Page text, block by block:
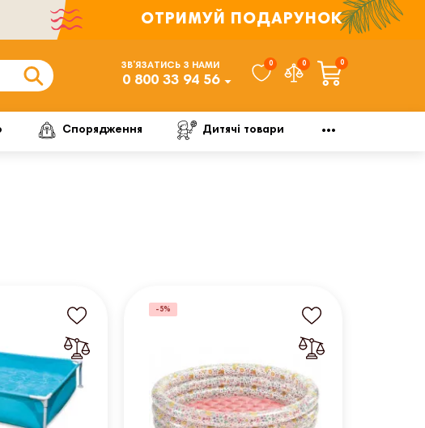
ОТРИМУЙ ПОДАРУНОК
ЗВ’ЯЗАТИСЬ З НАМИ
0 800 33 94 56
0 0 0
Спорядження Дитячі товари
-5%